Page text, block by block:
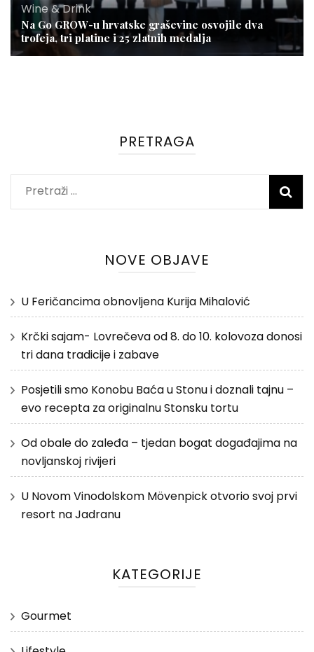
Wine & Drink
Na Go GROW-u hrvatske graševine osvojile dva
trofeja, tri platine i 25 zlatnih medalja
PRETRAGA
Pretraži:
NOVE OBJAVE
U Feričancima obnovljena Kurija Mihalović
Krčki sajam- Lovrečeva od 8. do 10. kolovoza donosi
tri dana tradicije i zabave
Posjetili smo Konobu Baća u Stonu i doznali tajnu –
evo recepta za originalnu Stonsku tortu
Od obale do zaleđa – tjedan bogat događajima na
novljanskoj rivijeri
U Novom Vinodolskom Mövenpick otvorio svoj prvi
resort na Jadranu
KATEGORIJE
Gourmet